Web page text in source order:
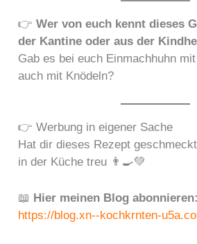
👉Wer von euch kennt dieses
der Kantine oder aus der
Gab es bei euch Einmachhuhn
auch mit Knödeln?
👉 Werbung in eigener Sache
Hat dir dieses Rezept
in der Küche treu 👨‍🍳💚
📖 Hier meinen Blog abonnieren:
https://blog.xn--kochkrnten-